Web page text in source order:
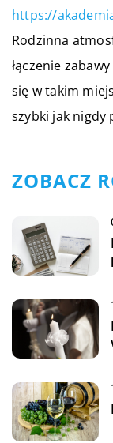
https://
Rodzinna
łączenie
się w takim
szybki jak nigdy
ZOBACZ